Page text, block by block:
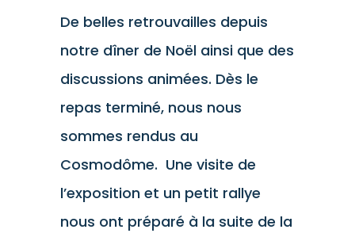
De belles retrouvailles depuis
notre dîner de Noël ainsi que des
discussions animées. Dès le
repas terminé, nous nous
sommes rendus au
Cosmodôme. Une visite de
l’exposition et un petit rallye
nous ont préparé à la suite de la